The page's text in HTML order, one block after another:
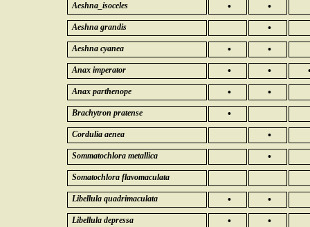
Aeshna_isoceles • •
Aeshna grandis •
Aeshna cyanea • •
Anax imperator • •
Anax parthenope • •
Brachytron pratense •
Cordulia aenea •
Sommatochlora metallica •
Somatochlora flavomaculata
Libellula quadrimaculata • •
Libellula depressa • •